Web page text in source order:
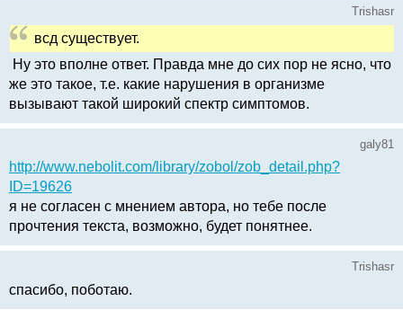
Trishasr
всд существует.
Ну это вполне ответ. Правда мне до сих пор не ясно, что
же это такое, т.е. какие нарушения в организме
вызывают такой широкий спектр симптомов.
galy81
http://www.nebolit.com/library/zobol/zob_detail.php?
ID=19626
я не согласен с мнением автора, но тебе после
прочтения текста, возможно, будет понятнее.
Trishasr
спасибо, поботаю.